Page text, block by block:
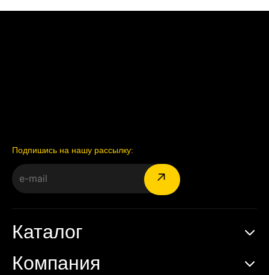
Подпишись на нашу рассылку:
Каталог
Компания